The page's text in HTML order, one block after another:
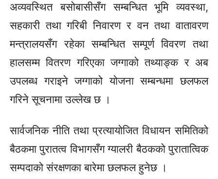
अव्यवस्थित बसोबासीसँग सम्बन्धित भूमि व्यवस्था,
सहकारी तथा गरिबी निवारण र वन तथा वातावरण
मन्त्रालयसँग रहेका सम्बन्धित सम्पूर्ण विवरण तथा
हालसम्म वितरण गरिएका जग्गाको तथ्याङ्क र अब
उपलब्ध गराइने जग्गाको योजना सम्बन्धमा छलफल
गरिने सूचनामा उल्लेख छ ।
सार्वजनिक नीति तथा प्रत्यायोजित विधायन समितिको
बैठकमा पुरातत्व विभागसँग ग्यालरी बैठकको पुरातात्विक
सम्पदाको संरक्षणका बारेमा छलफल हुनेछ ।